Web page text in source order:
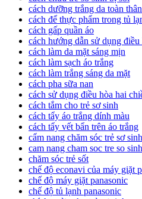
cách dưỡng trắng da toàn
cách để thực phẩm trong tủ
cách gấp quần áo
cách hướng dẫn sử dụng điều
cách làm da mặt sáng mịn
cách làm sạch áo trắng
cách làm trắng sáng da mặt
cách pha sữa nan
cách sử dụng điều hòa hai
cách tắm cho trẻ sơ sinh
cách tẩy áo trắng dính màu
cách tẩy vết bẩn trên áo trắng
cẩm nang chăm sóc trẻ sơ sinh
cam nang cham soc tre so sinh
chăm sóc trẻ sốt
chế độ econavi của máy giặt
chế độ máy giặt panasonic
chế độ tủ lạnh panasonic